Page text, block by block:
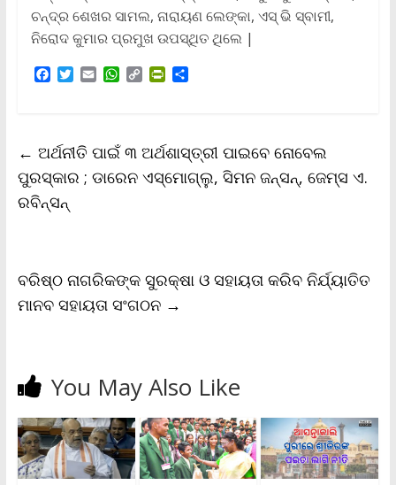
ଚନ୍ଦ୍ର ଶେଖର ସାମଲ, ନାରାୟଣ ଲେଙ୍କା, ଏସ୍ ଭି ସ୍ବାମୀ,
ନିରୋଦ କୁମାର ପ୍ରମୁଖ ଉପସ୍ଥିତ ଥିଲେ |
F
o
o
k
T
e
r
E
W
A
p
p
C
i
n
k
P
F
r
i
S
← ଅର୍ଥନୀତି ପାଇଁ ୩ ଅର୍ଥଶାସ୍ତ୍ରୀ ପାଇବେ ନୋବେଲ
ପୁରସ୍କାର ; ଡାରେନ ଏସ୍‌ମୋଗ୍ଲୁ, ସିମନ ଜନ୍‌ସନ୍‌, ଜେମ୍‌ସ ଏ.
ରବିନ୍‌ସନ୍‌
ବରିଷ୍ଠ ନାଗରିକଙ୍କ ସୁରକ୍ଷା ଓ ସହାୟତା କରିବ ନିର୍ଯ୍ୟାତିତ
ମାନବ ସହାୟତା ସଂଗଠନ →
You May Also Like